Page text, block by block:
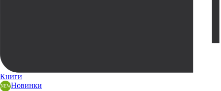
Книги
Новинки